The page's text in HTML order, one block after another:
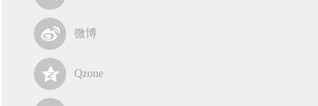
微博
Qzone